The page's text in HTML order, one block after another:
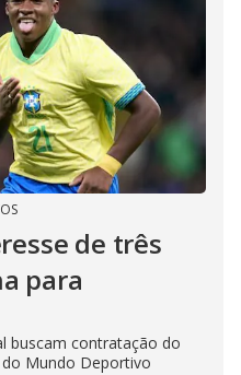
de três
para
buscam contratação do
Mundo Deportivo